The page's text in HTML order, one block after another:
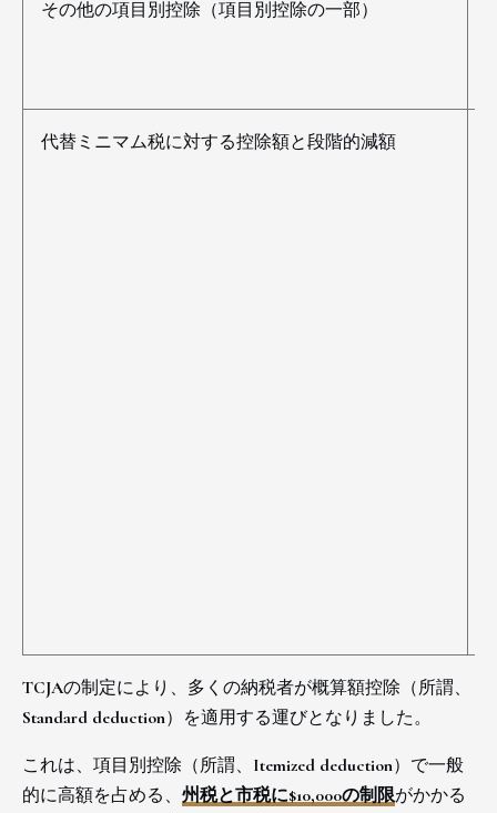
その他の項目別控除（項目別控除の一部）
代替ミニマム税に対する控除額と段階的減額
TCJAの制定により、多くの納税者が概算額控除（所謂、
Standard deduction）を適用する運びとなりました。
これは、項目別控除（所謂、Itemized deduction）で一般
的に高額を占める、 州税と市税に$10,000の制限がかかる